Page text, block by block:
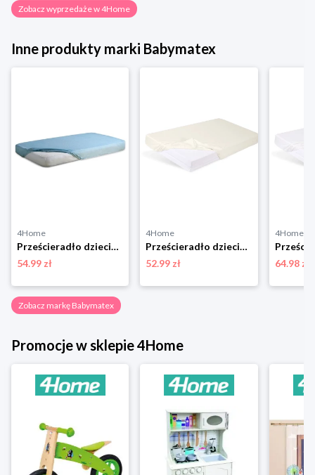
Zobacz wyprzedaże w 4Home
Inne produkty marki Babymatex
4Home
Prześcieradło dziecięce nieprzepuszczalne jersey niebieski, 60 x 120 cm BabyMatex
54.99 zł
4Home
Prześcieradło dziecięce Bamboo żółty, 60 x 120 cm, 60 x 120 cm BabyMatex
52.99 zł
4Home
64.98 zł
Zobacz markę Babymatex
Promocje w sklepie 4Home